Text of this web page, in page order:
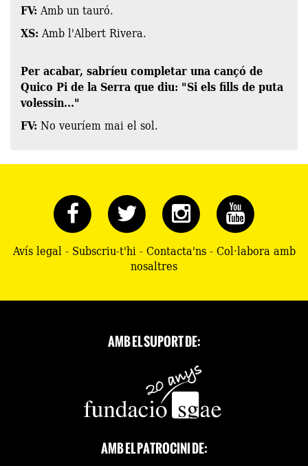
FV: Amb un tauró.
XS: Amb l'Albert Rivera.
Per acabar, sabríeu completar una cançó de
Quico Pi de la Serra que diu: "Si els fills de puta
volessin..."
FV: No veuríem mai el sol.
Avís legal- Subscriu-t'hi-Contacta'ns-Col·labora amb
nosaltres
AMB EL SUPORT DE:
AMB EL PATROCINI DE: